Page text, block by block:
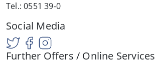
Tel.: 0551 39-0
Social Media
Further Offers / Online Services